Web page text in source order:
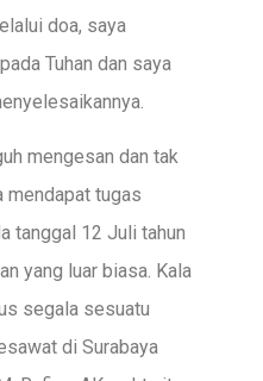
doa, saya
Tuhan dan saya
mengesan dan tak
mendapat tugas
tanggal 12 Juli tahun
yang luar biasa. Kala
segala sesuatu
di Surabaya